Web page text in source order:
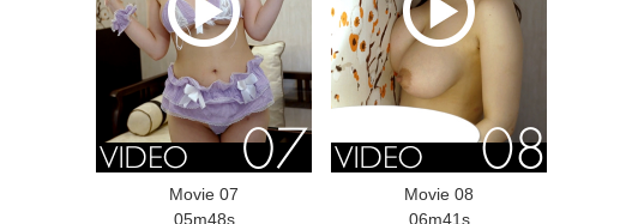
Movie 07
05m48s
Movie 08
06m41s